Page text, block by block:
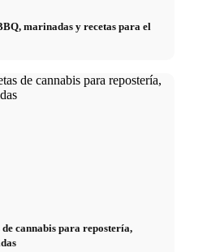
marinadas y recetas para el
cannabis para repostería,